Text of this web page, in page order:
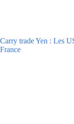
Carry trade Yen : Les
France